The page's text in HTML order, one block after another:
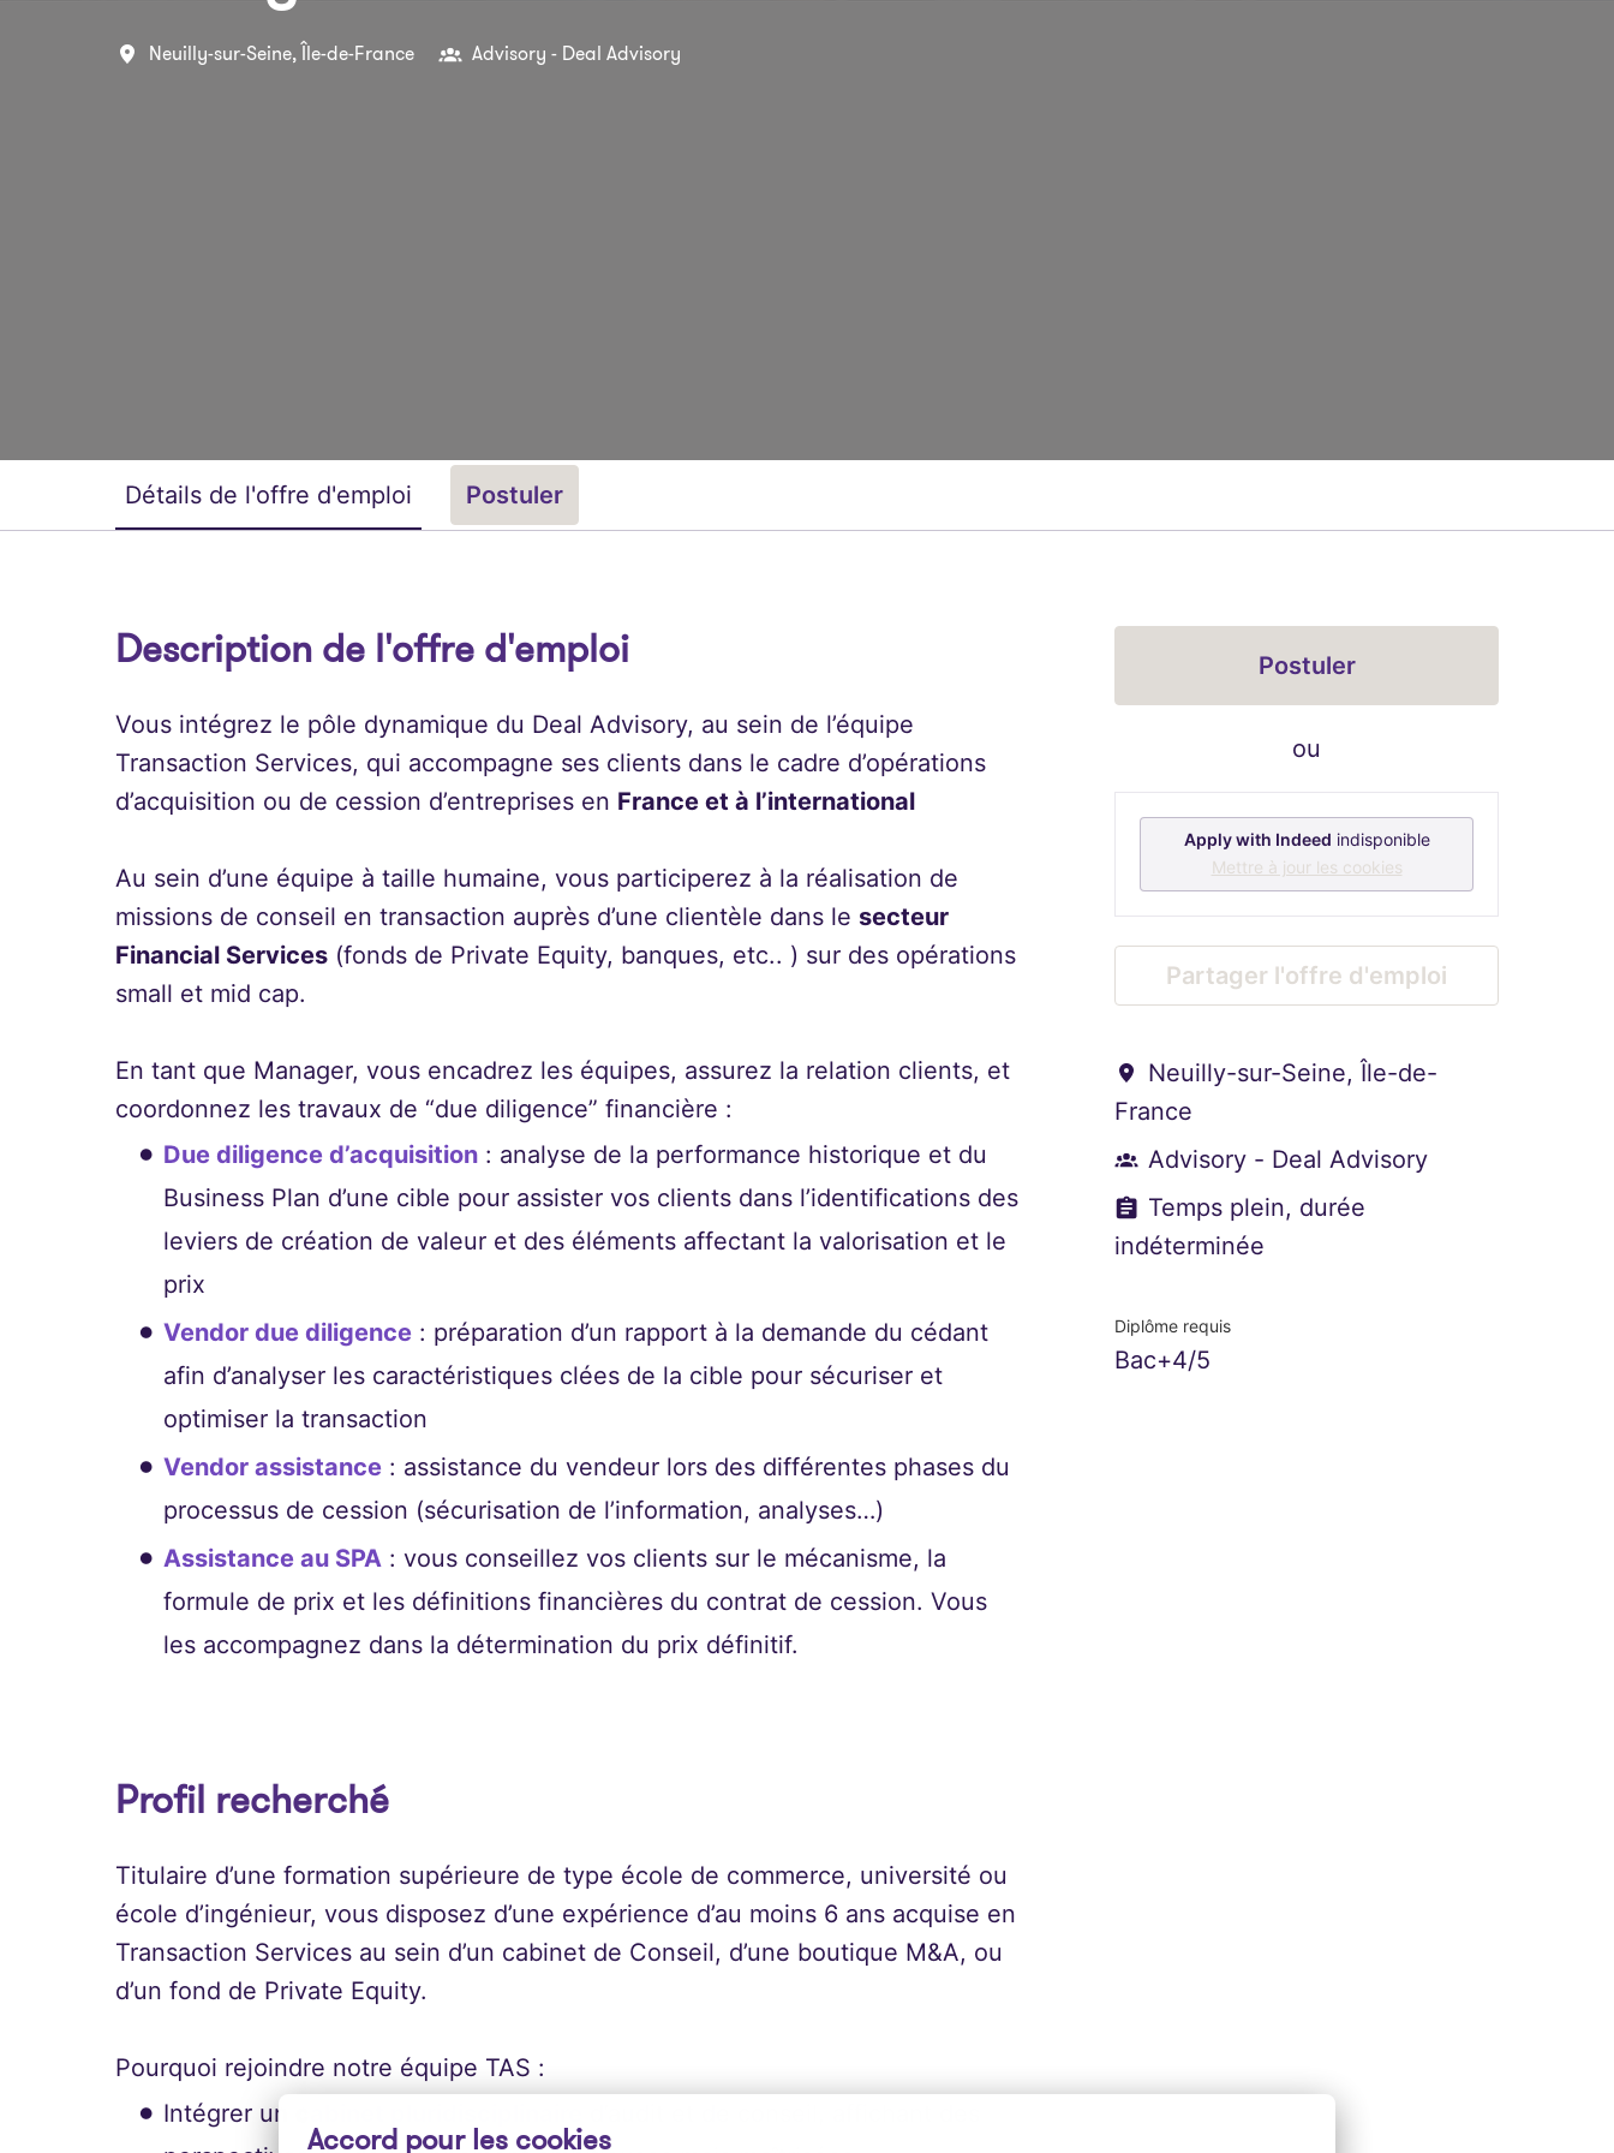
Accord pour les cookies
Neuilly-sur-Seine,Île-de-France Advisory - Deal Advisory
Détails de l'offre d'emploi Postuler
Description de l'offre d'emploi
Vous intégrez le pôle dynamique du Deal Advisory, au sein de l’équipe
Transaction Services, qui accompagne ses clients dans le cadre d’opérations
d’acquisition ou de cession d’entreprises en France et à l’international
Au sein d’une équipe à taille humaine, vous participerez à la réalisation de
missions de conseil en transaction auprès d’une clientèle dans le secteur
Financial Services (fonds de Private Equity, banques, etc.. ) sur des opérations
small et mid cap.
En tant que Manager, vous encadrez les équipes, assurez la relation clients, et
coordonnez les travaux de “due diligence” financière :
Due diligence d’acquisition : analyse de la performance historique et du
Business Plan d’une cible pour assister vos clients dans l’identifications des
leviers de création de valeur et des éléments affectant la valorisation et le
prix
Vendor due diligence : préparation d’un rapport à la demande du cédant
afin d’analyser les caractéristiques clées de la cible pour sécuriser et
optimiser la transaction
Vendor assistance : assistance du vendeur lors des différentes phases du
processus de cession (sécurisation de l’information, analyses…)
Assistance au SPA : vous conseillez vos clients sur le mécanisme, la
formule de prix et les définitions financières du contrat de cession. Vous
les accompagnez dans la détermination du prix définitif.
Profil recherché
Titulaire d’une formation supérieure de type école de commerce, université ou
école d’ingénieur, vous disposez d’une expérience d’au moins 6 ans acquise en
Transaction Services au sein d’un cabinet de Conseil, d’une boutique M&A, ou
d’un fond de Private Equity.
Pourquoi rejoindre notre équipe TAS :
Intégrer un
Postuler
ou
Apply with Indeed indisponible
Mettre à jour les cookies
Partager l'offre d'emploi
Neuilly-sur-Seine, Île-de-
France
Advisory - Deal Advisory
Temps plein, durée
indéterminée
Diplôme requis
Bac+4/5